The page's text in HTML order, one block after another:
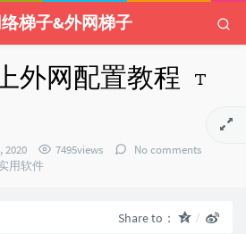
梯子&外网梯子
外网配置教程
2020 7495views
No comments
用软件
Share to：